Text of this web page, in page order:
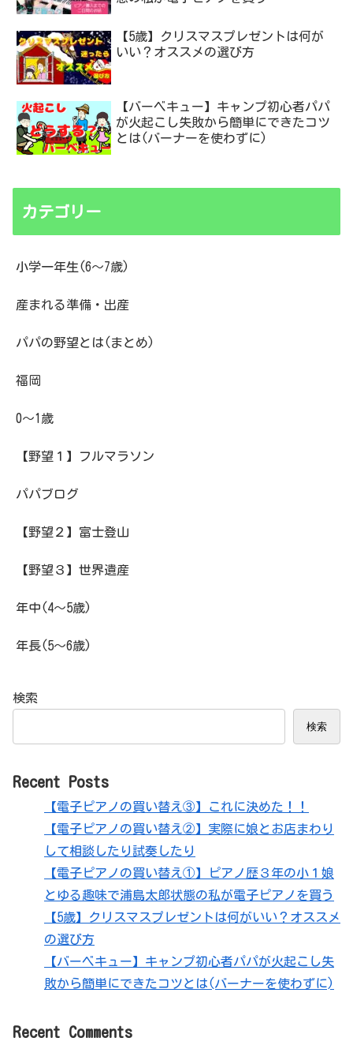
【5歳】クリスマスプレゼントは何が
いい？オススメの選び方
【バーベキュー】キャンプ初心者パパ
が火起こし失敗から簡単にできたコツ
とは(バーナーを使わずに)
カテゴリー
小学一年生(6～7歳)
産まれる準備・出産
パパの野望とは(まとめ)
福岡
0～1歳
【野望１】フルマラソン
パパブログ
【野望２】富士登山
【野望３】世界遺産
年中(4～5歳)
年長(5～6歳)
検索
検索
Recent Posts
【電子ピアノの買い替え③】これに決めた！！
【電子ピアノの買い替え②】実際に娘とお店まわり
して相談したり試奏したり
【電子ピアノの買い替え①】ピアノ歴３年の小１娘
とゆる趣味で浦島太郎状態の私が電子ピアノを買う
【5歳】クリスマスプレゼントは何がいい？オススメ
の選び方
【バーベキュー】キャンプ初心者パパが火起こし失
敗から簡単にできたコツとは(バーナーを使わずに)
Recent Comments